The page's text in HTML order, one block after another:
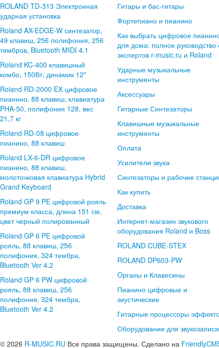
ROLAND TD-313 Электронная
ударная установка
Roland AX-EDGE-W синтезатор,
49 клавиш, 256 полифония, 256
тембров, Bluetooth MIDI 4.1
Roland KC-400 клавишный
комбо, 150Вт, динамик 12"
Roland RD-2000 EX цифровое
пианино, 88 клавиш, клавиатура
PHA-50, полифония 128, вес
21,7 кг
Roland RD-08 цифровое
пианино, 88 клавиш
Roland LX-6-DR цифровое
пианино, 88 клавиш,
молоточковая клавиатура Hybrid
Grand Keyboard
Roland GP 9 PE цифровой рояль
премиум класса, длина 151 см,
цвет черный полированный
Roland GP 6 PE цифровой
рояль, 88 клавиш, 256
полифония, 324 тембра,
Bluetooth Ver 4.2
Roland GP 6 PW цифровой
рояль, 88 клавиш, 256
полифония, 324 тембра,
Bluetooth Ver 4.2
Гитары и бас-гитары
Фортепиано и пианино
Как выбрать цифровое
для дома: полное руководство
экспертов r-music.ru и Roland
Ударные музыкальные
инструменты
Аксессуары
Гитарные Синтезаторы
Клавишные музыкальные
инструменты
Оплата
Усилители звука
Синтезаторы и рабочие
Как купить
Доставка
Интернет-магазин звукового
оборудования Roland и Boss
ROLAND CUBE-STEX
ROLAND DP603-PW
Oрганы и Клавесины
Пианино цифровые и
акустические
Гитарные процессоры
Оборудование для звукозаписи
© 2026 R-MUSIC.RU Все права защищены. Сделано на